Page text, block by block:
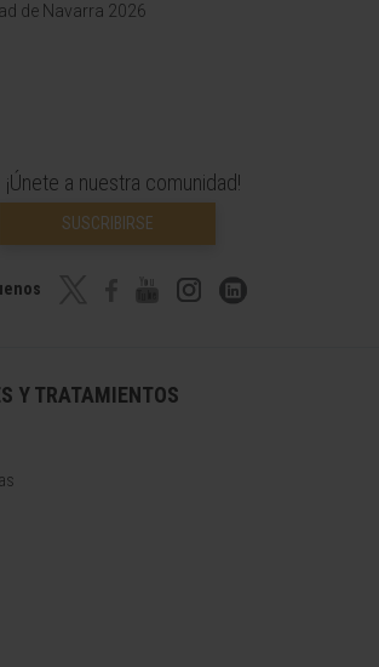
de Navarra 2026
¡Únete a nuestra comunidad!
SUSCRIBIRSE
Y TRATAMIENTOS